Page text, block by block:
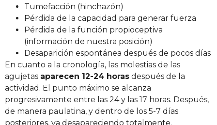
Tumefacción (hinchazón)
Pérdida de la capacidad para generar fuerza
Pérdida de la función propioceptiva
(información de nuestra posición)
Desaparición espontánea después de pocos días
En cuanto a la cronología, las molestias de las
agujetas aparecen 12-24 horas después de la
actividad. El punto máximo se alcanza
progresivamente entre las 24 y las 17 horas. Después,
de manera paulatina, y dentro de los 5-7 días
posteriores, va desapareciendo totalmente.